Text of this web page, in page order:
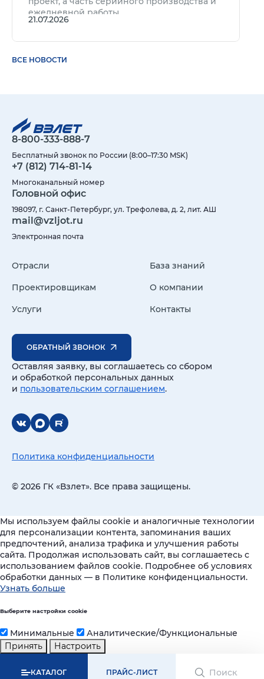
КАТАЛОГ ПРАЙС-ЛИСТ
ежедневной работы.
21.07.2026
ВСЕ НОВОСТИ
8-800-333-888-7
Бесплатный звонок по России (8:00–17:30 MSK)
+7 (812) 714-81-14
Многоканальный номер
Головной офис
198097, г. Санкт-Петербург, ул. Трефолева, д. 2, лит. АШ
mail@vzljot.ru
Электронная почта
Отрасли
Проектировщикам
Услуги
База знаний
О компании
Контакты
ОБРАТНЫЙ ЗВОНОК
Оставляя заявку, вы соглашаетесь со сбором
и обработкой персональных данных
и пользовательским соглашением.
© 2026 ГК «Взлет». Все права защищены.
Политика конфиденциальности
Мы используем файлы cookie и аналогичные технологии
для персонализации контента, запоминания ваших
предпочтений, анализа трафика и улучшения работы
сайта. Продолжая использовать сайт, вы соглашаетесь с
использованием файлов cookie. Подробнее об условиях
обработки данных — в Политике конфиденциальности.
Узнать больше
Выберите настройки cookie
Минимальные
Аналитические/Функциональные
Принять
Настроить